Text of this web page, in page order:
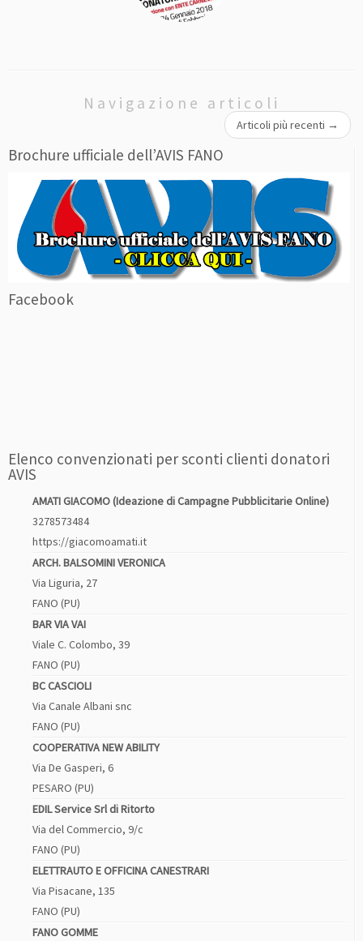
Navigazione articoli
Articoli più recenti →
Brochure ufficiale dell’AVIS FANO
Facebook
Elenco convenzionati per sconti clienti donatori
AVIS
AMATI GIACOMO (Ideazione di Campagne Pubblicitarie Online)
3278573484
https://giacomoamati.it
ARCH. BALSOMINI VERONICA
Via Liguria, 27
FANO (PU)
BAR VIA VAI
Viale C. Colombo, 39
FANO (PU)
BC CASCIOLI
Via Canale Albani snc
FANO (PU)
COOPERATIVA NEW ABILITY
Via De Gasperi, 6
PESARO (PU)
EDIL Service Srl di Ritorto
Via del Commercio, 9/c
FANO (PU)
ELETTRAUTO E OFFICINA CANESTRARI
Via Pisacane, 135
FANO (PU)
FANO GOMME